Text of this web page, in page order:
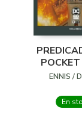
RUMBO
ENNIS /
En